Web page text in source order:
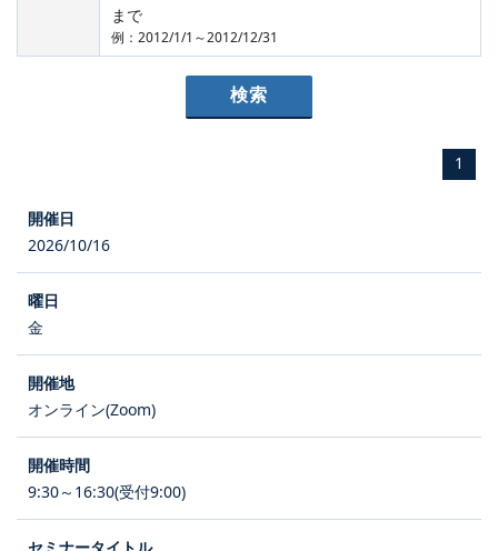
まで
例：2012/1/1～2012/12/31
1
2026/10/16
金
オンライン(Zoom)
9:30～16:30(受付9:00)